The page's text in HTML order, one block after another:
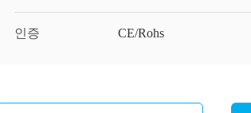
인증 CE/Rohs